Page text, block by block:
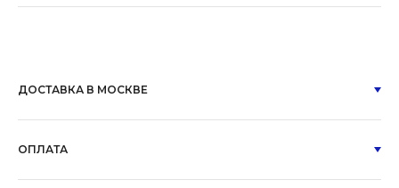
ДОСТАВКА В МОСКВЕ
ОПЛАТА